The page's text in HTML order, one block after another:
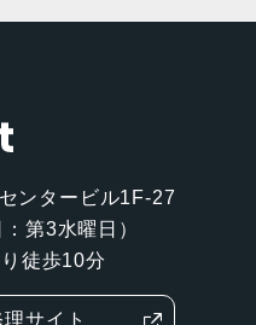
ンタービル1F-27
第3水曜日）
徒歩10分
理サイト